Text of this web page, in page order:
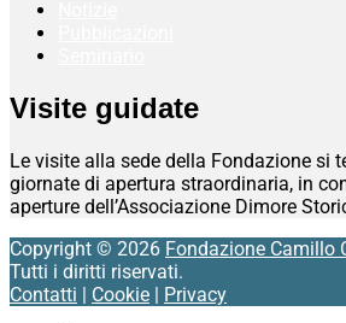
Visite guidate
Le visite alla sede della Fondazione si
giornate di apertura straordinaria, in
aperture dell’Associazione Dimore
Copyright © 2026 Fondazione Camillo
Tutti i diritti riservati.
Contatti | Cookie | Privacy